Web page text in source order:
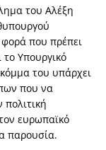
του Αλέξη
που πρέπει
Υπουργικό
του υπάρχει
που να
ευρωπαϊκό
παρουσία.